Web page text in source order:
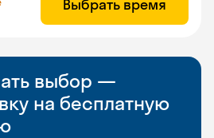
Выбрать время
выбор —
на бесплатную